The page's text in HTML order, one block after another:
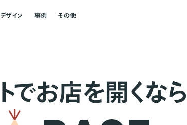
デザイン 事例 その他
トでお店を開くなら